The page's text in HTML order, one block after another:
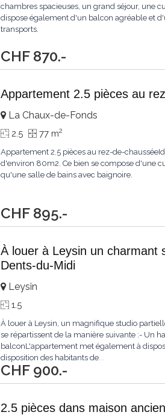
CHF 870.-
chambres spacieuses, un grand séjour, une
dispose également d'un balcon agréable et
transports.
Appartement 2.5 pièces au
CHF 895.-
La Chaux-de-Fonds
2.5 77 m2
Appartement 2.5 pièces au rez-de-
d'environ 80m2. Ce bien se compose d'une
qu'une salle de bains avec baignoire.
À louer à Leysin un charmant
Dents-du-Midi
CHF 900.-
Leysin
1.5
À louer à Leysin, un magnifique studio
se répartissent de la manière suivante :- Un
balconL'appartement met également à
disposition des habitants de...
2.5 pièces dans maison